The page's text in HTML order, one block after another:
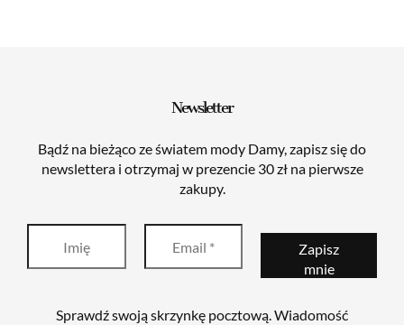
Newsletter
Bądź na bieżąco ze światem mody Damy, zapisz się do
newslettera i otrzymaj w prezencie 30 zł na pierwsze
zakupy.
Sprawdź swoją skrzynkę pocztową. Wiadomość